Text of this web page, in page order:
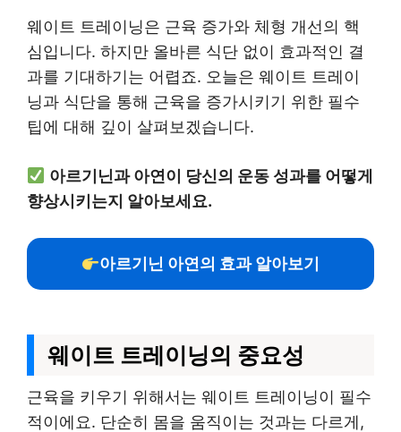
웨이트 트레이닝은 근육 증가와 체형 개선의 핵
심입니다. 하지만 올바른 식단 없이 효과적인 결
과를 기대하기는 어렵죠. 오늘은 웨이트 트레이
닝과 식단을 통해 근육을 증가시키기 위한 필수
팁에 대해 깊이 살펴보겠습니다.
아르기닌과 아연이 당신의 운동 성과를 어떻게
향상시키는지 알아보세요.
아르기닌 아연의 효과 알아보기
웨이트 트레이닝의 중요성
근육을 키우기 위해서는 웨이트 트레이닝이 필수
적이에요. 단순히 몸을 움직이는 것과는 다르게,